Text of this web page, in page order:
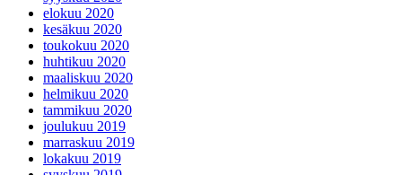
elokuu 2020
kesäkuu 2020
toukokuu 2020
huhtikuu 2020
maaliskuu 2020
helmikuu 2020
tammikuu 2020
joulukuu 2019
marraskuu 2019
lokakuu 2019